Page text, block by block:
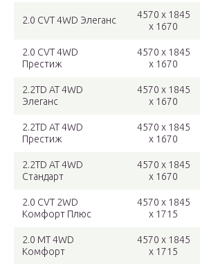
2.0 CVT 4WD Элеганс
4570 x 1845
x 1670
2.0 CVT 4WD
Престиж
4570 x 1845
x 1670
2.2TD AT 4WD
Элеганс
4570 x 1845
x 1670
2.2TD AT 4WD
Престиж
4570 x 1845
x 1670
2.2TD AT 4WD
Стандарт
4570 x 1845
x 1670
2.0 CVT 2WD
Комфорт Плюс
4570 x 1845
x 1715
2.0 MT 4WD
Комфорт
4570 x 1845
x 1715